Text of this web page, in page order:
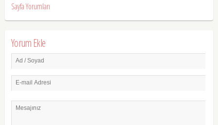
Sayfa Yorumları
Yorum Ekle
Ad / Soyad
E-mail Adresi
Mesajınız